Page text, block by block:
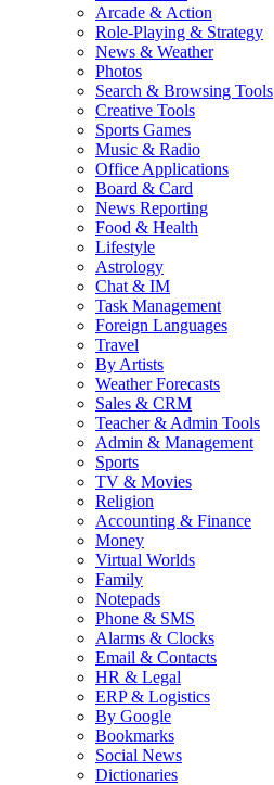
Arcade & Action
Role-Playing & Strategy
News & Weather
Photos
Search & Browsing Tools
Creative Tools
Sports Games
Music & Radio
Office Applications
Board & Card
News Reporting
Food & Health
Lifestyle
Astrology
Chat & IM
Task Management
Foreign Languages
Travel
By Artists
Weather Forecasts
Sales & CRM
Teacher & Admin Tools
Admin & Management
Sports
TV & Movies
Religion
Accounting & Finance
Money
Virtual Worlds
Family
Notepads
Phone & SMS
Alarms & Clocks
Email & Contacts
HR & Legal
ERP & Logistics
By Google
Bookmarks
Social News
Dictionaries